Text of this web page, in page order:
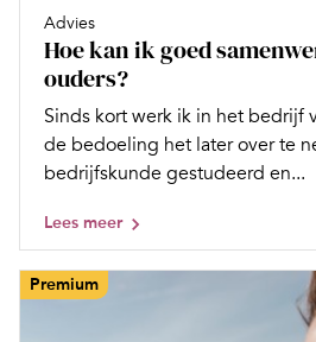
Advies
Hoe kan ik goed
ouders?
Sinds kort werk ik in het bedrijf
de bedoeling het later over te
bedrijfskunde gestudeerd en...
Lees meer
Premium